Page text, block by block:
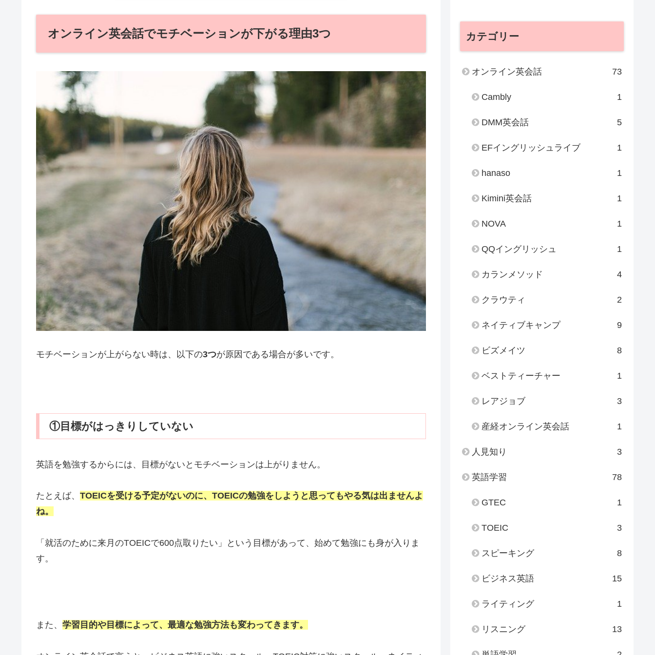
オンライン英会話でモチベーションが下がる理由3つ
モチベーションが上がらない時は、以下の3つが原因である場合が多いです。
①目標がはっきりしていない
英語を勉強するからには、目標がないとモチベーションは上がりません。
たとえば、 TOEICを受ける予定がないのに、TOEICの勉強をしようと思ってもやる気は出ませんよ
ね。
「就活のために来月のTOEICで600点取りたい」という目標があって、始めて勉強にも身が入りま
す。
また、 学習目的や目標によって、最適な勉強方法も変わってきます。
カテゴリー
オンライン英会話 73
Cambly 1
DMM英会話 5
EFイングリッシュライブ 1
hanaso 1
Kimini英会話 1
NOVA 1
QQイングリッシュ 1
カランメソッド 4
クラウティ 2
ネイティブキャンプ 9
ビズメイツ 8
ベストティーチャー 1
レアジョブ 3
産経オンライン英会話 1
人見知り 3
英語学習 78
GTEC 1
TOEIC 3
スピーキング 8
ビジネス英語 15
ライティング 1
リスニング 13